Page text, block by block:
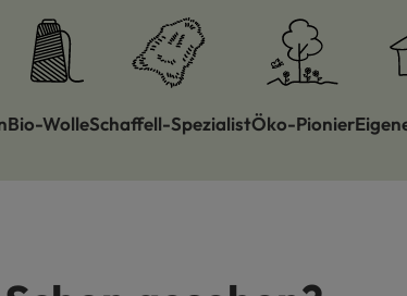
Bio-WolleSchaffell-SpezialistÖko-Pionier